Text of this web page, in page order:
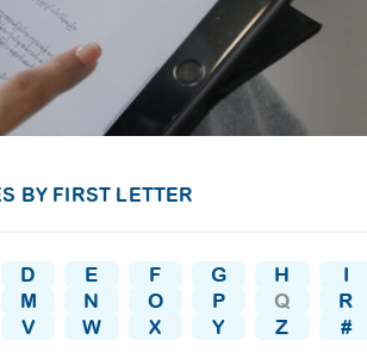
DISEASES AND CONDITIONS
22 APR 2026
ဆစ် ပြင်းထန်ကူးစက်ရောဂါ)
လီယွိုက်ဒိုးဆစ် ပြင်းထန်
ကူးစက်ရောဂါ...
PRESS RELEASE
29 AUG 2024
CLL HEALTH unveils
primary care
services
Yangon, Myanmar, 29
August 2024 — CLL
BY FIRST LETTER
D E F G H
I
M N O P Q
R
V W X Y Z #